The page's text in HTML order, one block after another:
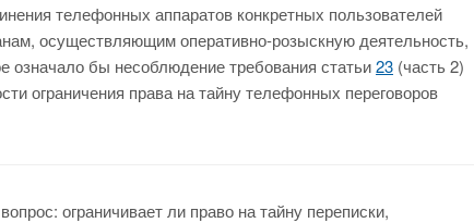
телефонных аппаратов конкретных пользователей
осуществляющим оперативно-розыскную деятельность,
означало бы несоблюдение требования статьи23 (часть 2)
ограничения права на тайну телефонных переговоров
ограничивает ли право на тайну переписки,